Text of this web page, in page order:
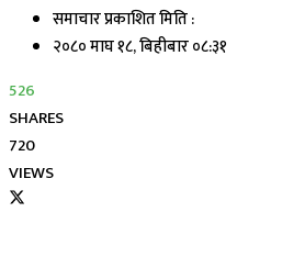
समाचार प्रकाशित मिति :
२०८० माघ १८, बिहीबार ०८:३१
526
SHARES
720
VIEWS